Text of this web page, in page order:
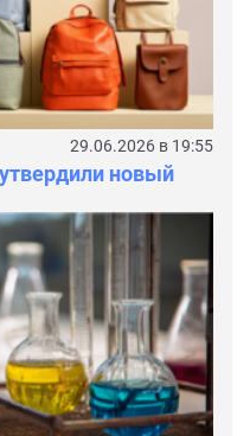
29.06.2026 в 19:55
новый